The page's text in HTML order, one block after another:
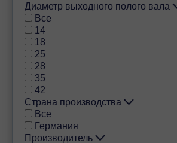
Диаметр выходного полого вала
Все
14
18
25
28
35
42
Страна производства
Все
Германия
Производитель